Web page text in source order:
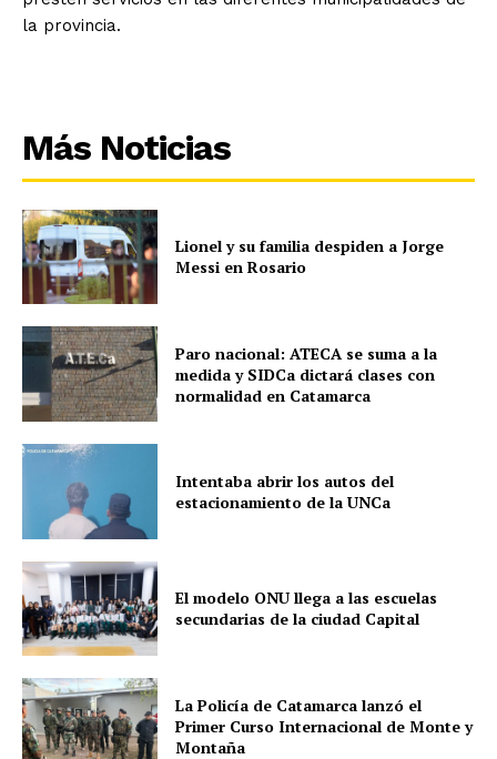
la provincia.
Más Noticias
Lionel y su familia despiden a Jorge
Messi en Rosario
Paro nacional: ATECA se suma a la
medida y SIDCa dictará clases con
normalidad en Catamarca
Intentaba abrir los autos del
estacionamiento de la UNCa
El modelo ONU llega a las escuelas
secundarias de la ciudad Capital
La Policía de Catamarca lanzó el
Primer Curso Internacional de Monte y
Montaña